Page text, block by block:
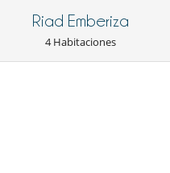
Riad Emberiza
4 Habitaciones